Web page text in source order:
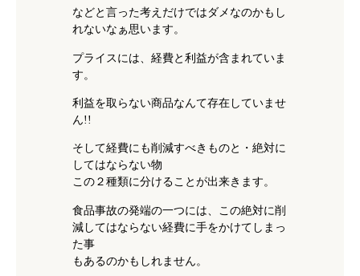
などと言った考えだけではダメなのかもし
れないなぁ思います。
プライスには、経費と利益が含まれていま
す。
利益を取らない商品なんて存在していませ
ん!!
そして経費にも削減すべきものと・絶対に
してはならない物
この２種類に分けることが出来きます。
食品事故の発端の一つには、この絶対に削
減してはならない経費に手をかけてしまっ
た事
もあるのかもしれません。